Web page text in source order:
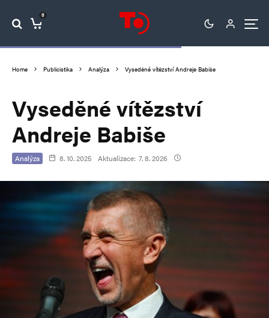
0
Home Publicistika Analýza Vyseděné vítězství Andreje Babiše
Vyseděné vítězství
Andreje Babiše
Analýza 8. 10. 2025 Aktualizace: 7. 8. 2026